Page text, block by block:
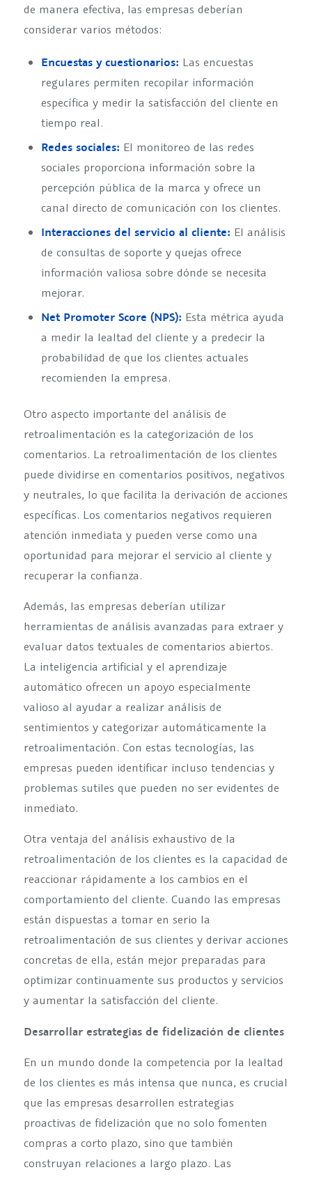
de manera efectiva, las empresas deberían
considerar varios métodos:
Encuestas y cuestionarios: Las encuestas
regulares permiten recopilar información
específica y medir la satisfacción del cliente en
tiempo real.
Redes sociales: El monitoreo de las redes
sociales proporciona información sobre la
percepción pública de la marca y ofrece un
canal directo de comunicación con los clientes.
Interacciones del servicio al cliente: El análisis
de consultas de soporte y quejas ofrece
información valiosa sobre dónde se necesita
mejorar.
Net Promoter Score (NPS): Esta métrica ayuda
a medir la lealtad del cliente y a predecir la
probabilidad de que los clientes actuales
recomienden la empresa.
Otro aspecto importante del análisis de
retroalimentación es la categorización de los
comentarios. La retroalimentación de los clientes
puede dividirse en comentarios positivos, negativos
y neutrales, lo que facilita la derivación de acciones
específicas. Los comentarios negativos requieren
atención inmediata y pueden verse como una
oportunidad para mejorar el servicio al cliente y
recuperar la confianza.
Además, las empresas deberían utilizar
herramientas de análisis avanzadas para extraer y
evaluar datos textuales de comentarios abiertos.
La inteligencia artificial y el aprendizaje
automático ofrecen un apoyo especialmente
valioso al ayudar a realizar análisis de
sentimientos y categorizar automáticamente la
retroalimentación. Con estas tecnologías, las
empresas pueden identificar incluso tendencias y
problemas sutiles que pueden no ser evidentes de
inmediato.
Otra ventaja del análisis exhaustivo de la
retroalimentación de los clientes es la capacidad de
reaccionar rápidamente a los cambios en el
comportamiento del cliente. Cuando las empresas
están dispuestas a tomar en serio la
retroalimentación de sus clientes y derivar acciones
concretas de ella, están mejor preparadas para
optimizar continuamente sus productos y servicios
y aumentar la satisfacción del cliente.
Desarrollar estrategias de fidelización de clientes
En un mundo donde la competencia por la lealtad
de los clientes es más intensa que nunca, es crucial
que las empresas desarrollen estrategias
proactivas de fidelización que no solo fomenten
compras a corto plazo, sino que también
construyan relaciones a largo plazo. Las